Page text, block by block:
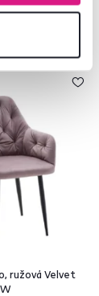
ružová Velvet